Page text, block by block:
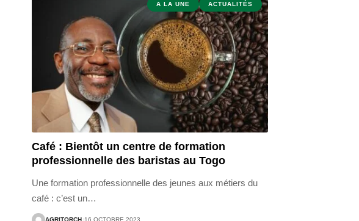
A LA UNE ACTUALITÉS
Café : Bientôt un centre de formation
professionnelle des baristas au Togo
Une formation professionnelle des jeunes aux métiers du
café : c’est un…